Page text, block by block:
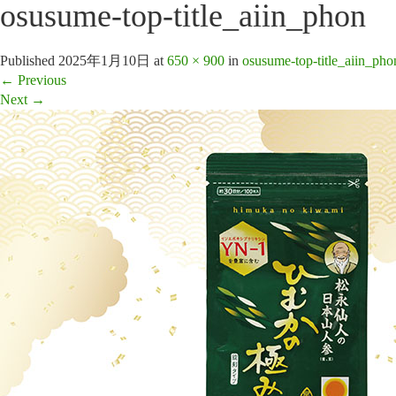
osusume-top-title_aiin_phon
Published 2025年1月10日 at 650 × 900 in osusume-top-
← Previous
Next →